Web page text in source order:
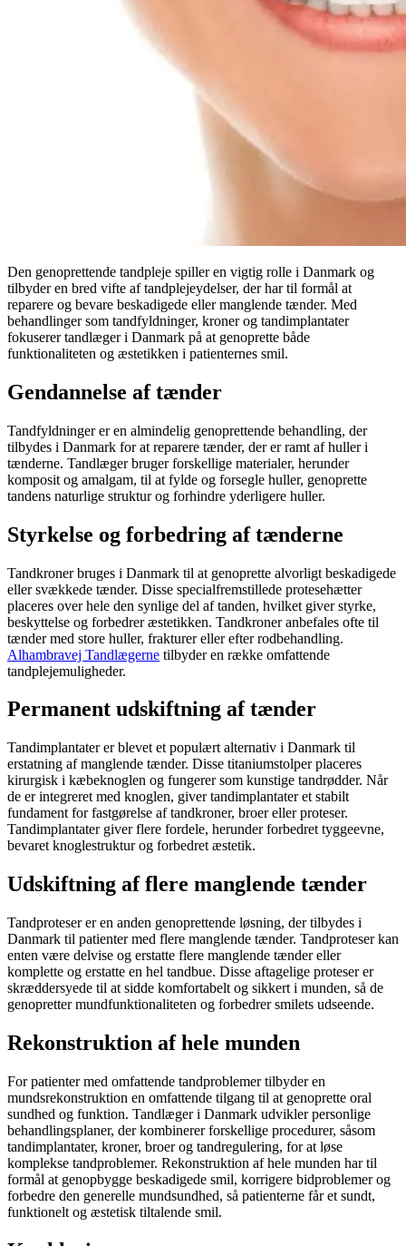
Den genoprettende tandpleje spiller en vigtig rolle i Danmark og
tilbyder en bred vifte af tandplejeydelser, der har til formål at
reparere og bevare beskadigede eller manglende tænder. Med
behandlinger som tandfyldninger, kroner og tandimplantater
fokuserer tandlæger i Danmark på at genoprette både
funktionaliteten og æstetikken i patienternes smil.
Gendannelse af tænder
Tandfyldninger er en almindelig genoprettende behandling, der
tilbydes i Danmark for at reparere tænder, der er ramt af huller i
tænderne. Tandlæger bruger forskellige materialer, herunder
komposit og amalgam, til at fylde og forsegle huller, genoprette
tandens naturlige struktur og forhindre yderligere huller.
Styrkelse og forbedring af tænderne
Tandkroner bruges i Danmark til at genoprette alvorligt beskadigede
eller svækkede tænder. Disse specialfremstillede protesehætter
placeres over hele den synlige del af tanden, hvilket giver styrke,
beskyttelse og forbedrer æstetikken. Tandkroner anbefales ofte til
tænder med store huller, frakturer eller efter rodbehandling.
Alhambravej Tandlægerne tilbyder en række omfattende
tandplejemuligheder.
Permanent udskiftning af tænder
Tandimplantater er blevet et populært alternativ i Danmark til
erstatning af manglende tænder. Disse titaniumstolper placeres
kirurgisk i kæbeknoglen og fungerer som kunstige tandrødder. Når
de er integreret med knoglen, giver tandimplantater et stabilt
fundament for fastgørelse af tandkroner, broer eller proteser.
Tandimplantater giver flere fordele, herunder forbedret tyggeevne,
bevaret knoglestruktur og forbedret æstetik.
Udskiftning af flere manglende tænder
Tandproteser er en anden genoprettende løsning, der tilbydes i
Danmark til patienter med flere manglende tænder. Tandproteser kan
enten være delvise og erstatte flere manglende tænder eller
komplette og erstatte en hel tandbue. Disse aftagelige proteser er
skræddersyede til at sidde komfortabelt og sikkert i munden, så de
genopretter mundfunktionaliteten og forbedrer smilets udseende.
Rekonstruktion af hele munden
For patienter med omfattende tandproblemer tilbyder en
mundsrekonstruktion en omfattende tilgang til at genoprette oral
sundhed og funktion. Tandlæger i Danmark udvikler personlige
behandlingsplaner, der kombinerer forskellige procedurer, såsom
tandimplantater, kroner, broer og tandregulering, for at løse
komplekse tandproblemer. Rekonstruktion af hele munden har til
formål at genopbygge beskadigede smil, korrigere bidproblemer og
forbedre den generelle mundsundhed, så patienterne får et sundt,
funktionelt og æstetisk tiltalende smil.